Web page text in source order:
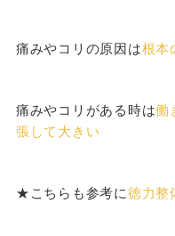
痛みやコリの原因は根本
痛みやコリがある時は働
張して大きい
★こちらも参考に徳力整